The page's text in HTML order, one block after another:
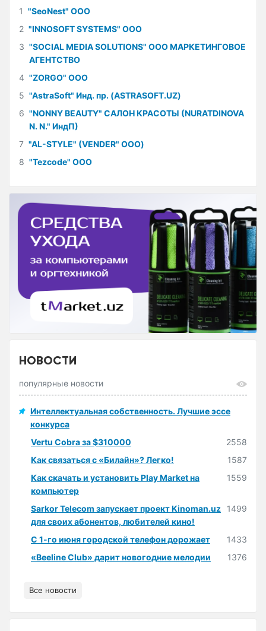
1 "SeoNest" ООО
2 "INNOSOFT SYSTEMS" ООО
3 "SOCIAL MEDIA SOLUTIONS" ООО МАРКЕТИНГОВОЕ
АГЕНТСТВО
4 "ZORGO" ООО
5 "AstraSoft" Инд. пр. (ASTRASOFT.UZ)
6 "NONNY BEAUTY" САЛОН КРАСОТЫ (NURATDINOVA
N. N." ИндП)
7 "AL-STYLE" (VENDER" ООО)
8 "Tezcode" ООО
НОВОСТИ
популярные новости
Интеллектуальная собственность. Лучшие эссе
конкурса
Vertu Cobra за $310000
2558
Как связаться с «Билайн»? Легко!
1587
Как скачать и установить Play Market на
компьютер
1559
Sarkor Telecom запускает проект Kinoman.uz
для своих абонентов, любителей кино!
1499
С 1-го июня городской телефон дорожает
1433
«Beeline Club» дарит новогодние мелодии
1376
Все новости